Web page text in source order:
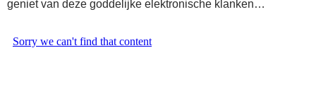
geniet van deze goddelijke elektronische klanken…